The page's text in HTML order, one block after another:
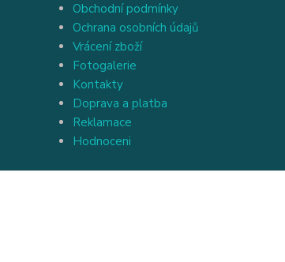
Obchodní podmínky
Ochrana osobních údajů
Vrácení zboží
Fotogalerie
Kontakty
Doprava a platba
Reklamace
Hodnoceni